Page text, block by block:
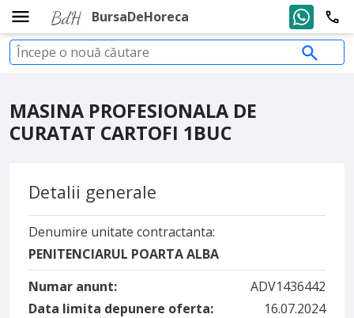
BursaDeHoreca
MASINA PROFESIONALA DE
CURATAT CARTOFI 1BUC
Detalii generale
Denumire unitate contractanta:
PENITENCIARUL POARTA ALBA
Numar anunt:
ADV1436442
Data limita depunere oferta:
16.07.2024